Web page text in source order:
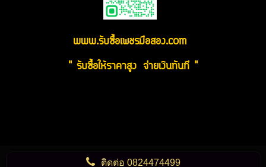
www.รับซื้อเพชรมือสอง.com
" รับซื้อให้ราคาสูง จ่ายเงินทันที "
ติดต่อ0824474499